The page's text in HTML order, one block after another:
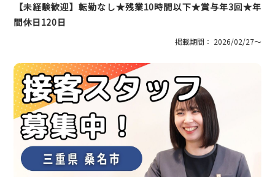
【未経験歓迎】転勤なし★残業10時間以下★賞与年3回★年
間休日120日
掲載期間： 2026/02/27〜